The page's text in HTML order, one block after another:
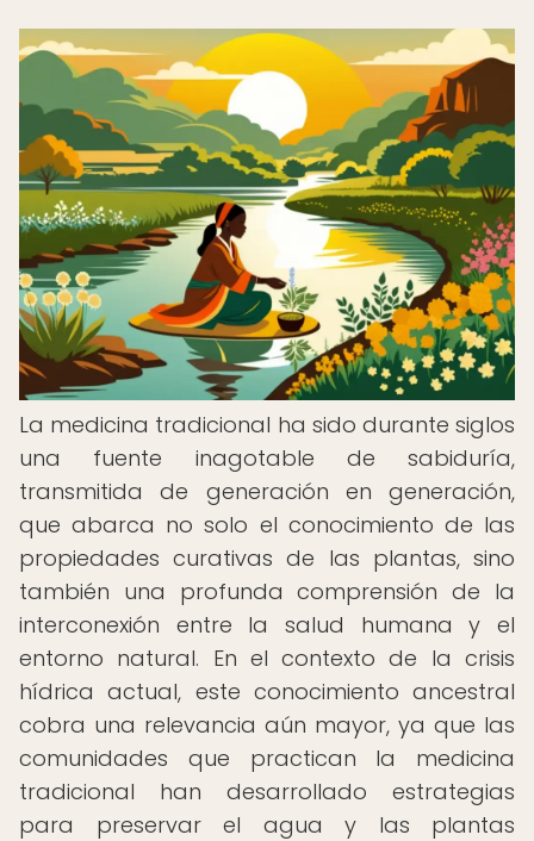
La medicina tradicional ha sido durante siglos
una fuente inagotable de sabiduría,
transmitida de generación en generación,
que abarca no solo el conocimiento de las
propiedades curativas de las plantas, sino
también una profunda comprensión de la
interconexión entre la salud humana y el
entorno natural. En el contexto de la crisis
hídrica actual, este conocimiento ancestral
cobra una relevancia aún mayor, ya que las
comunidades que practican la medicina
tradicional han desarrollado estrategias
para preservar el agua y las plantas